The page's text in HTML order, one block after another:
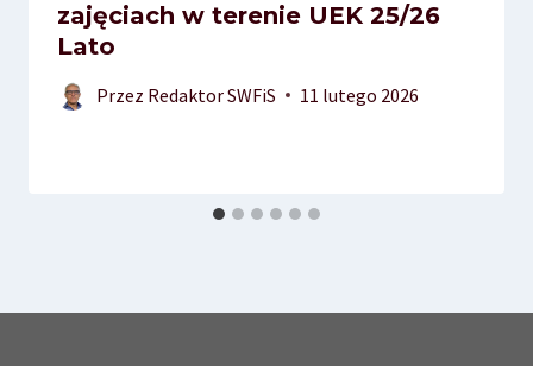
zajęciach w terenie UEK 25/26
Lato
Przez Redaktor SWFiS 11 lutego 2026